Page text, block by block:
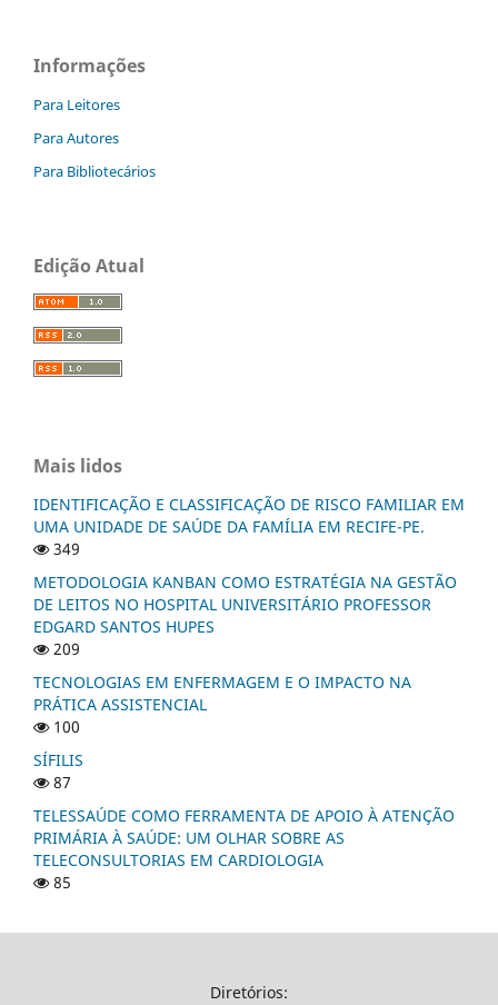
Informações
Para Leitores
Para Autores
Para Bibliotecários
Edição Atual
Mais lidos
IDENTIFICAÇÃO E CLASSIFICAÇÃO DE RISCO FAMILIAR EM
UMA UNIDADE DE SAÚDE DA FAMÍLIA EM RECIFE-PE.
349
METODOLOGIA KANBAN COMO ESTRATÉGIA NA GESTÃO
DE LEITOS NO HOSPITAL UNIVERSITÁRIO PROFESSOR
EDGARD SANTOS HUPES
209
TECNOLOGIAS EM ENFERMAGEM E O IMPACTO NA
PRÁTICA ASSISTENCIAL
100
SÍFILIS
87
TELESSAÚDE COMO FERRAMENTA DE APOIO À ATENÇÃO
PRIMÁRIA À SAÚDE: UM OLHAR SOBRE AS
TELECONSULTORIAS EM CARDIOLOGIA
85
Diretórios: